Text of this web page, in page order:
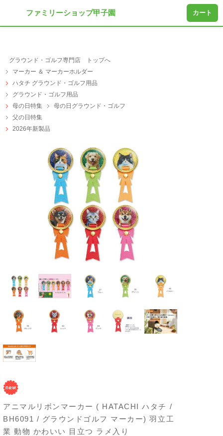
グラウンド・ゴルフ専門店 トップへ
マーカー ＆ マーカーホルダー
ハタチ グラウンド・ゴルフ用品
グラウンド・ゴルフ用品
母の日特集
母の日グラウンド・ゴルフ
父の日特集
2026年新製品
アニマルリボンマーカー ( HATACHI ハタチ /
BH6091 / グラウンドゴルフ マーカー) 羽立工
業 動物 かわいい 目立つ ラメ入り
ファミリーショップ甲子園 カート